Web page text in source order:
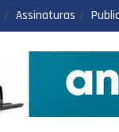
Assinaturas